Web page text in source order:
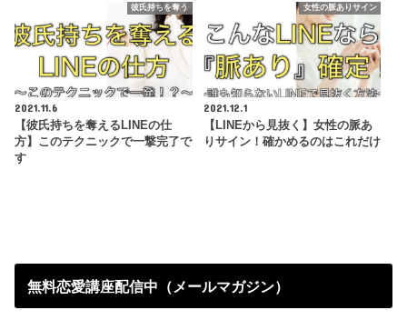
彼氏持ちを奪う
2021.11.6
【彼氏持ちを奪えるLINEの仕
方】このテクニックで一撃完了で
す
女性の脈ありサイン
2021.12.1
【LINEから見抜く】女性の脈あ
りサイン！確かめるのはこれだけ
無料恋愛講座配信中（メールマガジン）